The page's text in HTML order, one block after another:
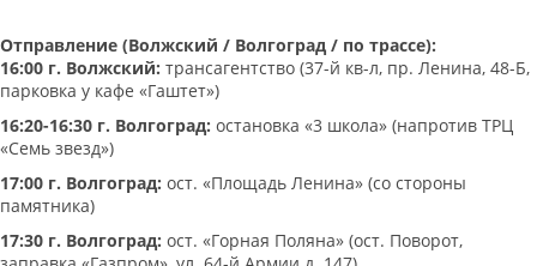
Отправление (Волжский / Волгоград / по трассе):
16:00 г. Волжский: трансагентство (37-й кв-л, пр. Ленина, 48-Б,
парковка у кафе «Гаштет»)
16:20-16:30 г. Волгоград: остановка «3 школа» (напротив ТРЦ
«Семь звезд»)
17:00 г. Волгоград: ост. «Площадь Ленина» (со стороны
памятника)
17:30 г. Волгоград: ост. «Горная Поляна» (ост. Поворот,